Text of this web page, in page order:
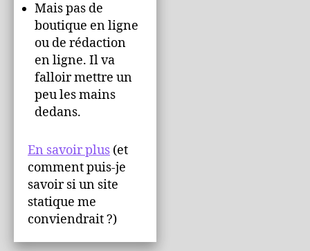
Mais pas de
boutique en ligne
ou de rédaction
en ligne. Il va
falloir mettre un
peu les mains
dedans.
En savoir plus (et
comment puis-je
savoir si un site
statique me
conviendrait ?)